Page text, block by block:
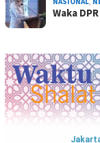
Waka